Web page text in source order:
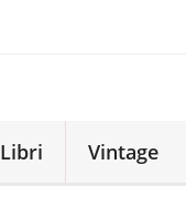
Libri Vintage